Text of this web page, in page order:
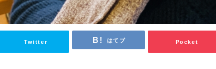
Twitter はてブ Pocket